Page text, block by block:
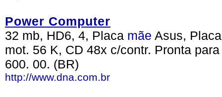
Power Computer
32 mb, HD6, 4, Placa mãe Asus,
mot. 56 K, CD 48x c/contr. Pronta
600. 00. (BR)
http://www.dna.com.br